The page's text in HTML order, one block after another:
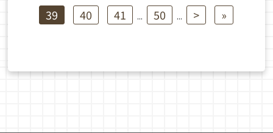
39
40 41 ... 50 ... > »